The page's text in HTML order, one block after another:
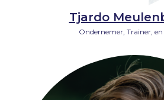
Tjardo
Ondernemer, Trainer, en